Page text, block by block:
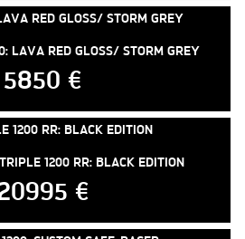
LAVA RED GLOSS/ STORM GREY
5850 €
1200 RR: BLACK EDITION
€